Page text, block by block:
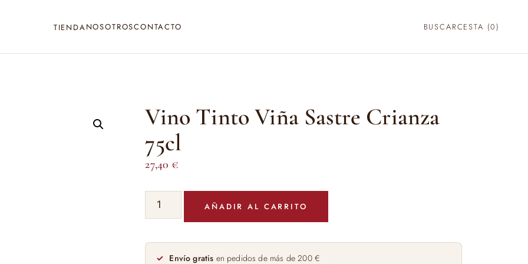
TIENDANOSOTROSCONTACTO BUSCARCESTA (0)
Vino Tinto Viña Sastre Crianza
75cl
27,40 €
Vino
Tinto
Sastre
Crianza
AÑADIR AL CARRITO
Envío gratis en pedidos de más de 200 €